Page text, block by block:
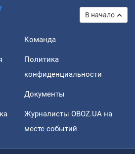
В начало
Команда
Политика
конфиденциальности
Документы
Журналисты OBOZ.UA на
месте событий